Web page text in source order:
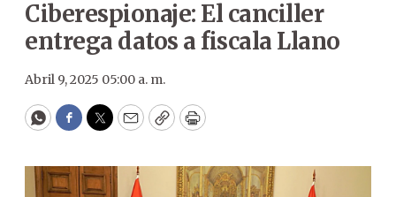
Ciberespionaje: El canciller
entrega datos a fiscala Llano
Abril 9, 2025 05:00 a. m.
WhatsApp
Facebook
Twitter
EmailCopyPrint